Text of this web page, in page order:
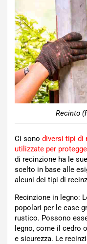
Recinto
Ci sono diversi tipi di
utilizzate per
di recinzione ha le
scelto in base alle
alcuni dei tipi di
Recinzione in legno:
popolari per le case
rustico. Possono
legno, come il cedro
e sicurezza. Le